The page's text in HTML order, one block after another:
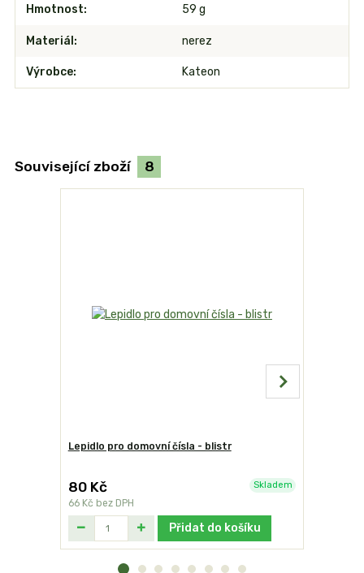
Hmotnost 59 g
Materiál nerez
Výrobce Kateon
Související zboží 8
Lepidlo pro domovní čísla - blistr
80 Kč
66 Kč bez DPH
Skladem
Přidat do košíku